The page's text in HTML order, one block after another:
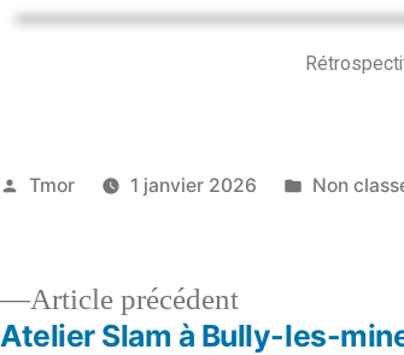
Tmor 1 janvier 2026 Non
Article précédent
Atelier Slam à Bully-les-